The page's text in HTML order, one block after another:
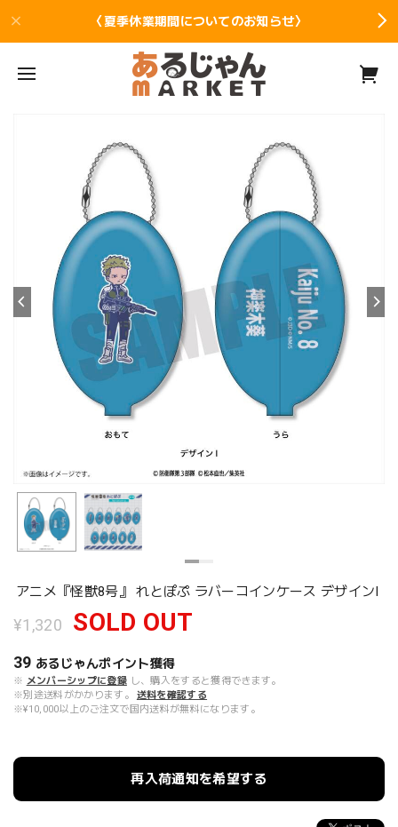
〈夏季休業期間についてのお知らせ〉
アニメ『怪獣8号』 れとぽぷ ラバーコインケース デザインI
¥1,320 SOLD OUT
39 あるじゃんポイント獲得
※ メンバーシップに登録 し、購入をすると獲得できます。
※別途送料がかかります。
送料を確認する
※¥10,000以上のご注文で国内送料が無料になります。
再入荷通知を希望する